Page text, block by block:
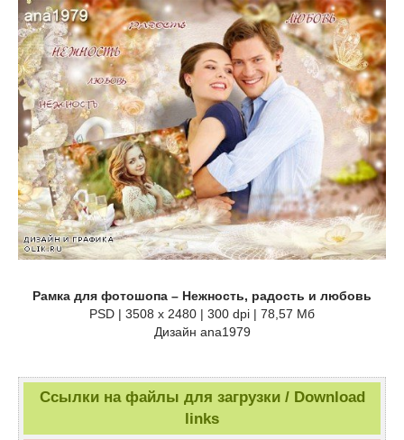
Рамка для фотошопа – Нежность, радость и любовь
PSD | 3508 x 2480 | 300 dpi | 78,57 Мб
Дизайн аnа1979
Ссылки на файлы для загрузки / Download
links